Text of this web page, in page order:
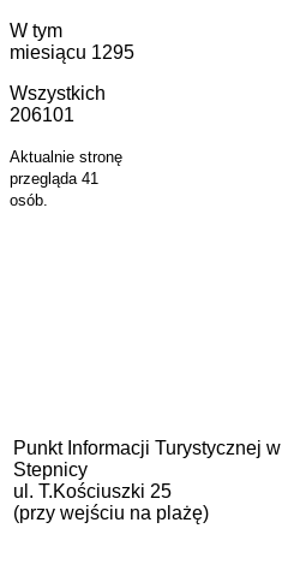
W tym
miesiącu 1295
Wszystkich
206101
Aktualnie stronę
przegląda 41
osób.
Punkt Informacji Turystycznej w
Stepnicy
ul. T.Kościuszki 25
(przy wejściu na plażę)